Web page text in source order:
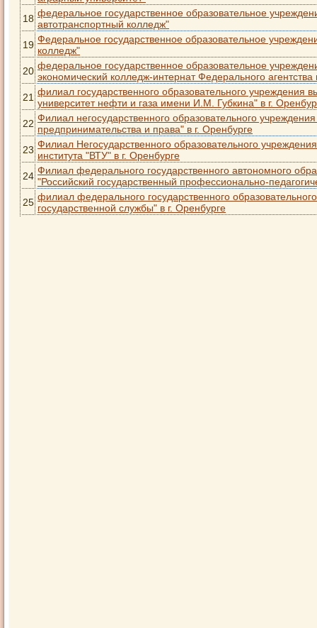
18 федеральное государственное образовательное
автотранспортный колледж"
19 Федеральное государственное образовательное
колледж"
20 федеральное государственное образовательное
экономический колледж-интернат Федерального
21 филиал государственного образовательного учреждения
университет нефти и газа имени И.М. Губкина" в г.
22 Филиал негосударственного образовательного
предпринимательства и права" в г. Оренбурге
23 Филиал Негосударственного образовательного
института "ВТУ" в г. Оренбурге
24 Филиал федерального государственного автономного
"Российский государственный профессионально-
25 филиал федерального государственного
государственной службы" в г. Оренбурге